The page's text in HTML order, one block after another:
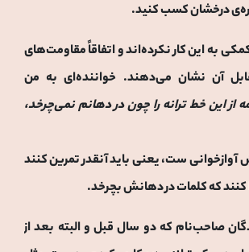
درخشان کسب کنید.
به این کار نکرده‌اند و اتفاقاً مقاومت‌های
آن نشان می‌دهند. خواننده‌ای به من
از این خط ترانه را چون در دهانم نمی‌چرخد،
آوازخوانی ست، یعنی باید آنقدر تمرین کنند
کنند که کلمات در دهانش بچرخد.
صاحب‌نام که دو سال قبل و البته بعد از